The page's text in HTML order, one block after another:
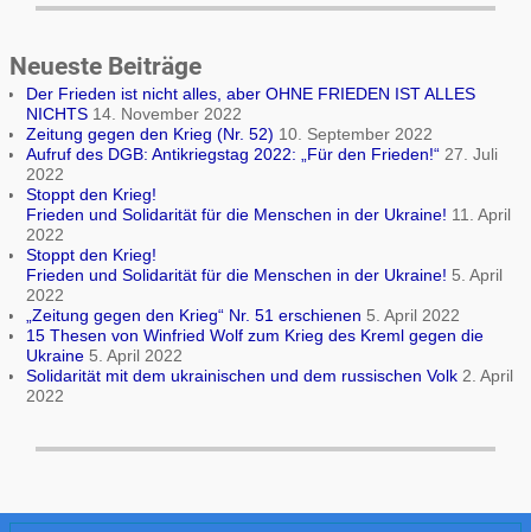
Neueste Beiträge
Der Frieden ist nicht alles, aber OHNE FRIEDEN IST ALLES
NICHTS 14. November 2022
Zeitung gegen den Krieg (Nr. 52) 10. September 2022
Aufruf des DGB: Antikriegstag 2022: „Für den Frieden!“ 27. Juli
2022
Stoppt den Krieg!
Frieden und Solidarität für die Menschen in der Ukraine! 11. April
2022
Stoppt den Krieg!
Frieden und Solidarität für die Menschen in der Ukraine! 5. April
2022
„Zeitung gegen den Krieg“ Nr. 51 erschienen 5. April 2022
15 Thesen von Winfried Wolf zum Krieg des Kreml gegen die
Ukraine 5. April 2022
Solidarität mit dem ukrainischen und dem russischen Volk 2. April
2022